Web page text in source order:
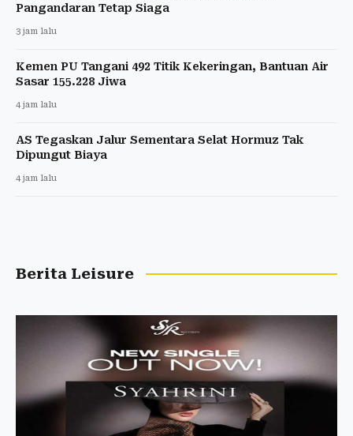
Pangandaran Tetap Siaga
3 jam lalu
Kemen PU Tangani 492 Titik Kekeringan, Bantuan Air
Sasar 155.228 Jiwa
4 jam lalu
AS Tegaskan Jalur Sementara Selat Hormuz Tak
Dipungut Biaya
4 jam lalu
Berita Leisure